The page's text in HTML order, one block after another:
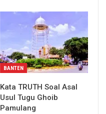
BANTEN
Kata TRUTH Soal Asal
Usul Tugu Ghoib
Pamulang